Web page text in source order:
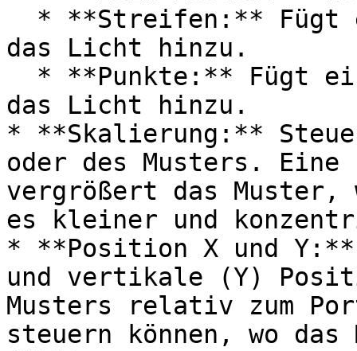
das Licht hinzu.
das Licht hinzu.
* **Skalierung:**
oder des Musters. Eine
vergrößert das Muster,
es kleiner und
* **Position X und
und vertikale (Y)
Musters relativ zum
steuern können, wo